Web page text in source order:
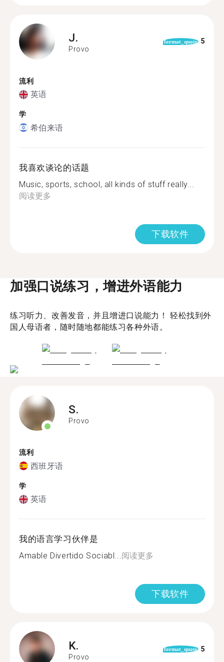
J.
Provo
format_quote 5
流利
英语
学
希伯来语
我喜欢谈论的话题
Music, sports, school, all kinds of stuff really...
阅读更多
下载软件
加强口说练习，增进外语能力
练习听力、改善发音，并且增进口说能力！ 轻松找到外
国人母语者，随时随地都能练习各种外语。
S.
Provo
流利
西班牙语
学
英语
我的语言学习伙伴是
Amable Divertido Sociabl...阅读更多
下载软件
K.
Provo
format_quote 5